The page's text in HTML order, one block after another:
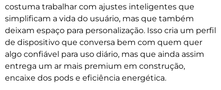
costuma trabalhar com ajustes inteligentes que
simplificam a vida do usuário, mas que também
deixam espaço para personalização. Isso cria um perfil
de dispositivo que conversa bem com quem quer
algo confiável para uso diário, mas que ainda assim
entrega um ar mais premium em construção,
encaixe dos pods e eficiência energética.